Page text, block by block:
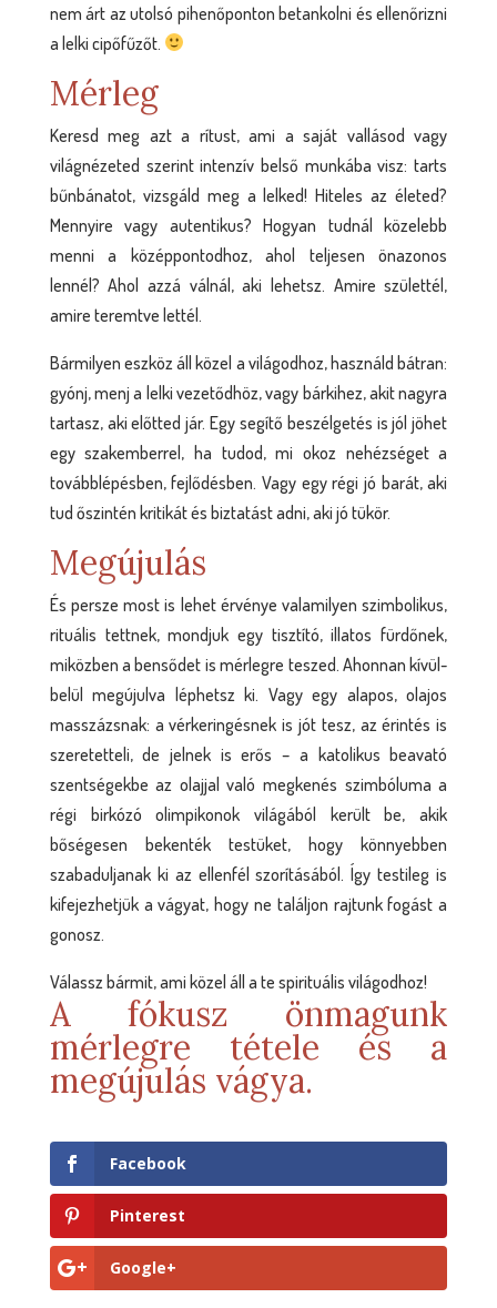
nem árt az utolsó pihenőponton betankolni és ellenőrizni
a lelki cipőfűzőt.
Mérleg
Keresd meg azt a rítust, ami a saját vallásod vagy
világnézeted szerint intenzív belső munkába visz: tarts
bűnbánatot, vizsgáld meg a lelked! Hiteles az életed?
Mennyire vagy autentikus? Hogyan tudnál közelebb
menni a középpontodhoz, ahol teljesen önazonos
lennél? Ahol azzá válnál, aki lehetsz. Amire születtél,
amire teremtve lettél.
Bármilyen eszköz áll közel a világodhoz, használd bátran:
gyónj, menj a lelki vezetődhöz, vagy bárkihez, akit nagyra
tartasz, aki előtted jár. Egy segítő beszélgetés is jól jöhet
egy szakemberrel, ha tudod, mi okoz nehézséget a
továbblépésben, fejlődésben. Vagy egy régi jó barát, aki
tud őszintén kritikát és biztatást adni, aki jó tükör.
Megújulás
És persze most is lehet érvénye valamilyen szimbolikus,
rituális tettnek, mondjuk egy tisztító, illatos fürdőnek,
miközben a bensődet is mérlegre teszed. Ahonnan kívül-
belül megújulva léphetsz ki. Vagy egy alapos, olajos
masszázsnak: a vérkeringésnek is jót tesz, az érintés is
szeretetteli, de jelnek is erős – a katolikus beavató
szentségekbe az olajjal való megkenés szimbóluma a
régi birkózó olimpikonok világából került be, akik
bőségesen bekenték testüket, hogy könnyebben
szabaduljanak ki az ellenfél szorításából. Így testileg is
kifejezhetjük a vágyat, hogy ne találjon rajtunk fogást a
gonosz.
Válassz bármit, ami közel áll a te spirituális világodhoz!
A fókusz önmagunk
mérlegre tétele és a
megújulás vágya.
Facebook
Pinterest
Google+